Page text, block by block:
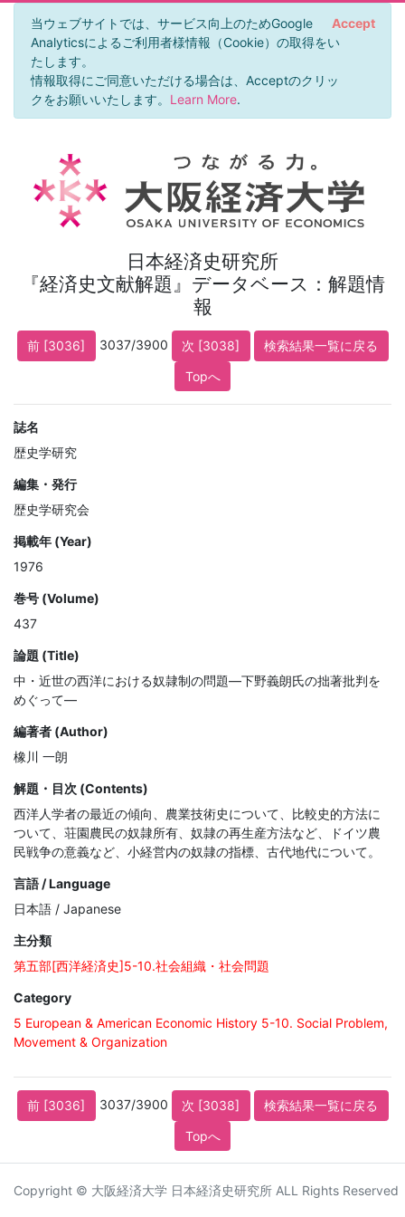
当ウェブサイトでは、サービス向上のためGoogle
Analyticsによるご利用者様情報（Cookie）の取得をい
たします。
情報取得にご同意いただける場合は、Acceptのクリッ
クをお願いいたします。 Learn More.
Accept
日本経済史研究所
『経済史文献解題』データベース：解題情
報
前 [3036] 3037/3900 次 [3038]
検索結果一覧に戻る
Topへ
誌名
歴史学研究
編集・発行
歴史学研究会
掲載年 (Year)
1976
巻号 (Volume)
437
論題 (Title)
中・近世の西洋における奴隷制の問題—下野義朗氏の拙著批判を
めぐって—
編著者 (Author)
橡川 一朗
解題・目次 (Contents)
西洋人学者の最近の傾向、農業技術史について、比較史的方法に
ついて、荘園農民の奴隷所有、奴隷の再生産方法など、ドイツ農
民戦争の意義など、小経営内の奴隷の指標、古代地代について。
言語 / Language
日本語 / Japanese
主分類
第五部[西洋経済史]5-10.社会組織・社会問題
Category
5 European & American Economic History 5-10. Social Problem,
Movement & Organization
前 [3036] 3037/3900 次 [3038]
検索結果一覧に戻る
Topへ
Copyright © 大阪経済大学 日本経済史研究所 ALL Rights Reserved